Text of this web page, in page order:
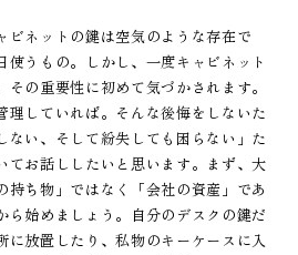
ビネットの鍵は空気のような存在で
使うもの。しかし、一度キャビネット
の重要性に初めて気づかされます。
理していれば。そんな後悔をしないた
ない、そして紛失しても困らない」た
てお話ししたいと思います。まず、大
持ち物」ではなく「会社の資産」であ
ら始めましょう。自分のデスクの鍵だ
に放置したり、私物のキーケースに入